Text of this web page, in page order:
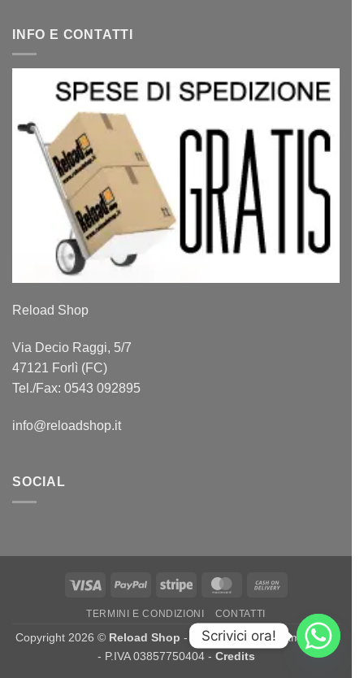
INFO E CONTATTI
Reload Shop
Via Decio Raggi, 5/7
47121 Forlì (FC)
Tel./Fax: 0543 092895
info@reloadshop.it
SOCIAL
Visa PayPal Stripe MasterCard
Delivery
TERMINI E CONDIZIONI CONTATTI
Copyright 2026 © Reload Shop - Reload di Luca Scamporrino
- P.IVA 03857750404 - Credits
Scrivici ora!